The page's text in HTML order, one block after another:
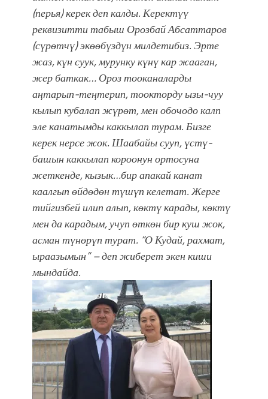
(перья) керек деп калды. Керектүү
реквизитти табыш Орозбай Абсаттаров
(сүрөтчү) экөөбүздүн милдетибиз. Эрте
жаз, күн суук, мурунку күнү кар жааган,
жер баткак… Ороз тооканаларды
аңтарып-теңтерип, тоокторду ызы-чуу
кылып кубалап жүрөт, мен обочодо калп
эле канатымды каккылап турам. Бизге
керек нерсе жок. Шаабайы сууп, үстү-
башын каккылап короонун ортосуна
жеткенде, кызык…бир апакай канат
каалгып өйдөдөн түшүп келетат. Жерге
тийгизбей илип алып, көктү карады, көктү
мен да карадым, учуп өткөн бир куш жок,
асман түнөрүп турат. “О Кудай, рахмат,
ыраазымын” – деп жиберет экен киши
мындайда.